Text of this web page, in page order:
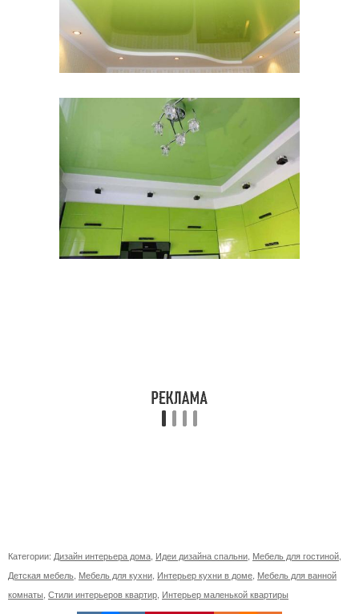
Категории: Дизайн интерьера дома Идеи дизайна спальни Мебель для гостиной
Детская мебель Мебель для кухни Интерьер кухни в доме Мебель для ванной
комнаты Стили интерьеров квартир Интерьер маленькой квартиры